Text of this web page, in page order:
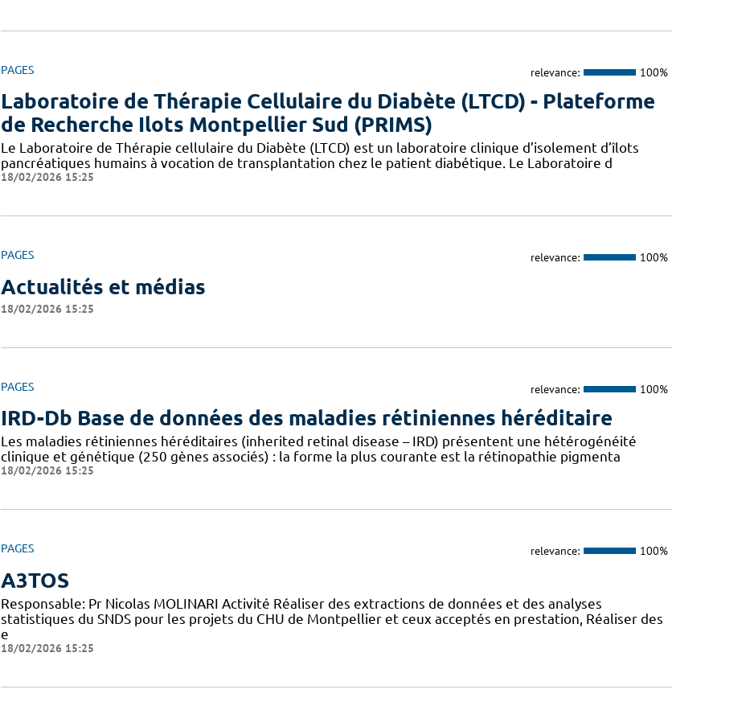
PAGES relevance: 100%
Laboratoire de Thérapie Cellulaire du Diabète (LTCD) - Plateforme
de Recherche Ilots Montpellier Sud (PRIMS)
Le Laboratoire de Thérapie cellulaire du Diabète (LTCD) est un laboratoire clinique d’isolement d’îlots
pancréatiques humains à vocation de transplantation chez le patient diabétique. Le Laboratoire d
18/02/2026 15:25
PAGES relevance: 100%
Actualités et médias
18/02/2026 15:25
PAGES relevance: 100%
IRD-Db Base de données des maladies rétiniennes héréditaire
Les maladies rétiniennes héréditaires (inherited retinal disease – IRD) présentent une hétérogénéité
clinique et génétique (250 gènes associés) : la forme la plus courante est la rétinopathie pigmenta
18/02/2026 15:25
PAGES relevance: 100%
A3TOS
Responsable: Pr Nicolas MOLINARI Activité Réaliser des extractions de données et des analyses
statistiques du SNDS pour les projets du CHU de Montpellier et ceux acceptés en prestation, Réaliser des
e
18/02/2026 15:25